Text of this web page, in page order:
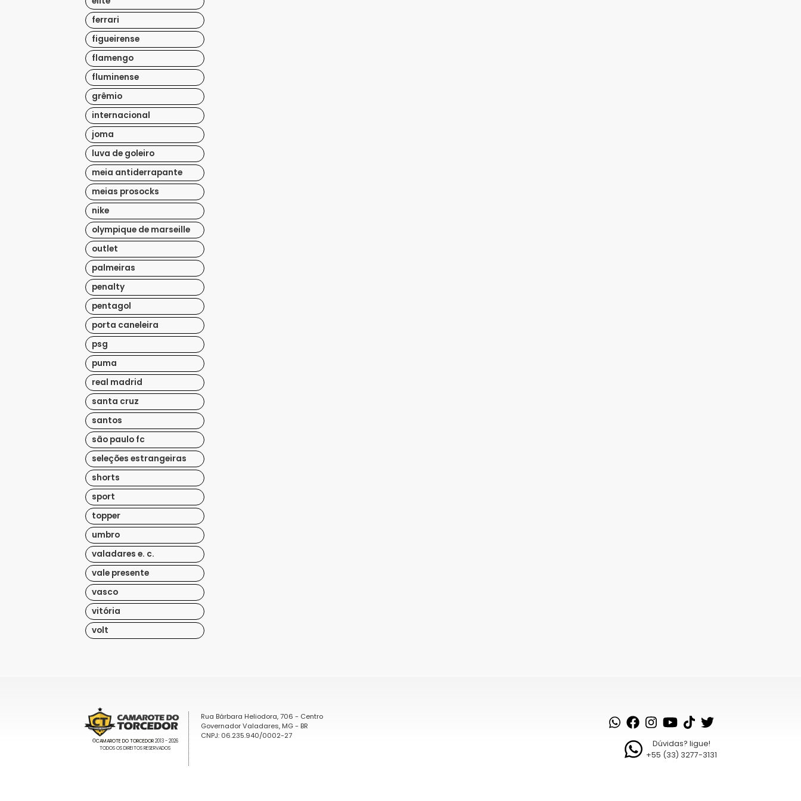
ferrari
figueirense
flamengo
fluminense
grêmio
internacional
joma
luva de goleiro
meia antiderrapante
meias prosocks
nike
olympique de marseille
outlet
palmeiras
penalty
pentagol
porta caneleira
psg
puma
real madrid
santa cruz
santos
são paulo fc
seleções estrangeiras
shorts
sport
topper
umbro
valadares e. c.
vale presente
vasco
vitória
volt
Rua Bárbara Heliodora, 706 - Centro
Governador Valadares, MG - BR
CNPJ: 06.235.940/0002-27
Dúvidas? ligue!
+55 (33) 3277-3131
©CAMAROTE DO TORCEDOR2013 - 2026
TODOS OS DIREITOS RESERVADOS